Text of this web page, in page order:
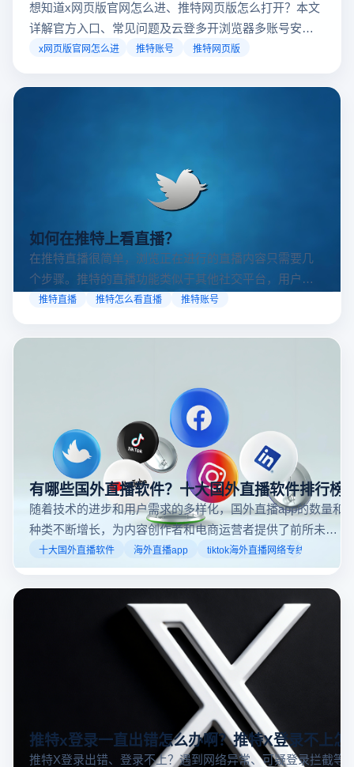
访问方案，助你稳定登录高效运营。
推特账号 推特网页版
在推特直播很简单，浏览正在进行的直播内容只需要几
个步骤。推特的直播功能类似于其他社交平台，用户可
以通过关注自己喜欢的账号、浏览话题标签或查看实时
动态来找到直播。推特提供了一个方便的平台，让用户
可以随时随地参与实时互动，无论是关注新闻事件、休
闲活动还是个人直播。接下来，我们将介绍具体的观看
步骤和技巧。
推特怎么看直播 推特账号
有哪些国外直播软件？十大国外直播软件排行榜
随着技术的进步和用户需求的多样化，国外直播app的数量和
种类不断增长，为内容创作者和电商运营者提供了前所未有
的机遇。如果你是一个跨境电商从业者，想要了解2025年十
大国外直播软件排行榜，那么你来对地方了！接下来跟着云
登多开浏览器一起来了解海外直播平台哪些最受欢迎。
海外直播app tiktok海外直播网络专线